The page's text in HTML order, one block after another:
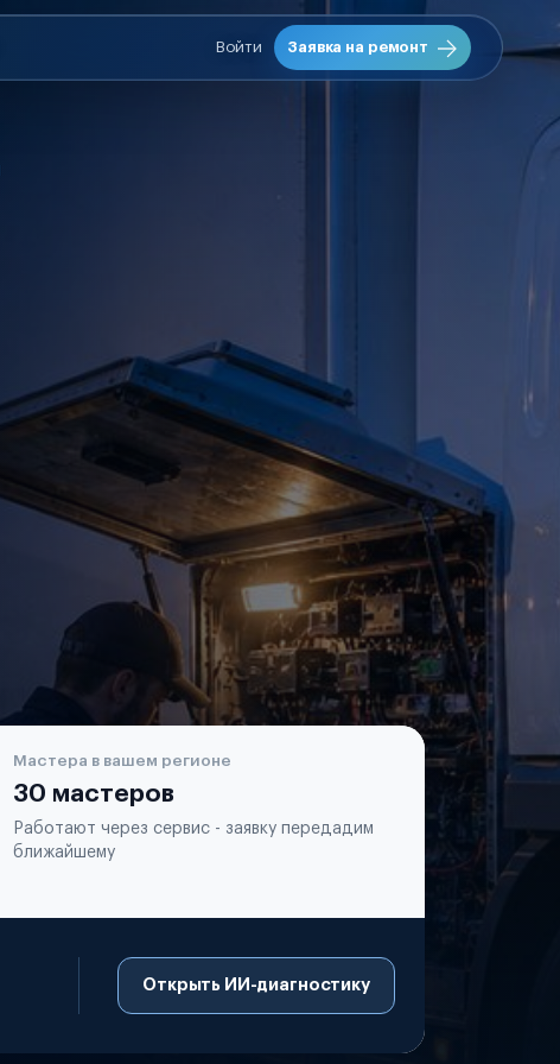
Войти Заявка на ремонт
Мастера в вашем регионе
30 мастеров
Работают через сервис - заявку передадим
ближайшему
Открыть ИИ-диагностику